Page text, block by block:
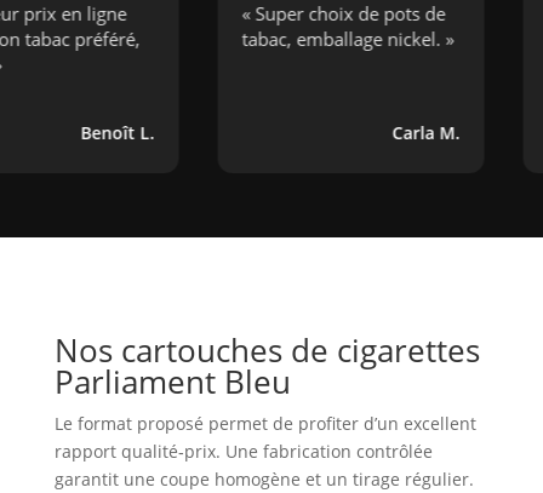
en ligne
préféré,
Benoît L.
« Super choix de pots de
tabac, emballage nickel. »
Carla M.
Nos cartouches de cigarettes
Parliament Bleu
Le format proposé permet de profiter d’un excellent
rapport qualité‑prix. Une fabrication contrôlée
garantit une coupe homogène et un tirage régulier.